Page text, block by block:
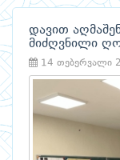
დავით
მიძღვნილი
14 თებერვალი